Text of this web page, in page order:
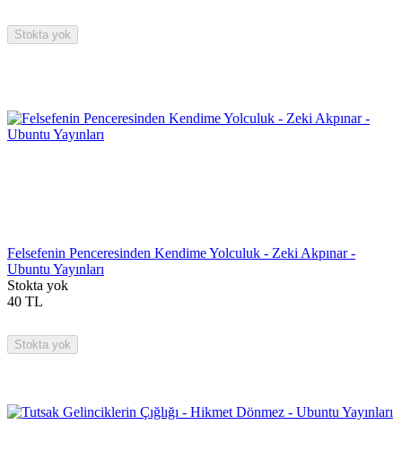
Stokta yok
Felsefenin Penceresinden Kendime Yolculuk - Zeki Akpınar -
Ubuntu Yayınları
Stokta yok
40 TL
Stokta yok